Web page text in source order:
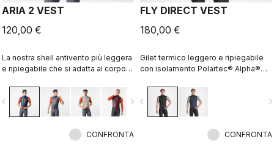
ARIA 2 VEST
120,00 €
La nostra shell antivento più leggera
e ripiegabile che si adatta al corpo
traspirante elasticizzato. Blocca
efficacemente il vento sulla parte
anteriore senza causare
navigate_next
CONFRONTA
FLY DIRECT VEST
180,00 €
Gilet termico leggero e ripiegabile
con isolamento Polartec® Alpha®
navigate_before
CONFRONTA